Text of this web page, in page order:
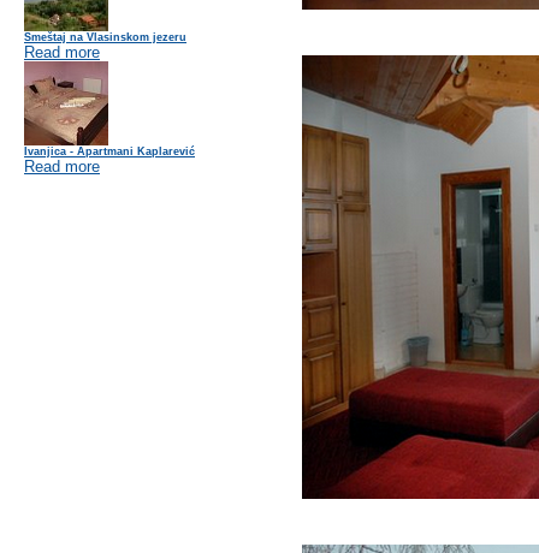
Smeštaj na Vlasinskom jezeru
Read more
Ivanjica - Apartmani Kaplarević
Read more